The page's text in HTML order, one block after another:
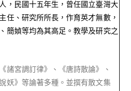
，民國十五年生，曾任國立臺灣大
任、研究所所長，作育英才無數，
簡媜等均為其高足。教學及研究之
諸宮調訂律》、《唐詩散論》、
妖》等論著多種。並撰有散文集